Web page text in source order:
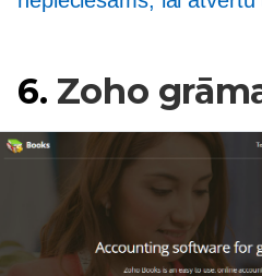
6. Zoho